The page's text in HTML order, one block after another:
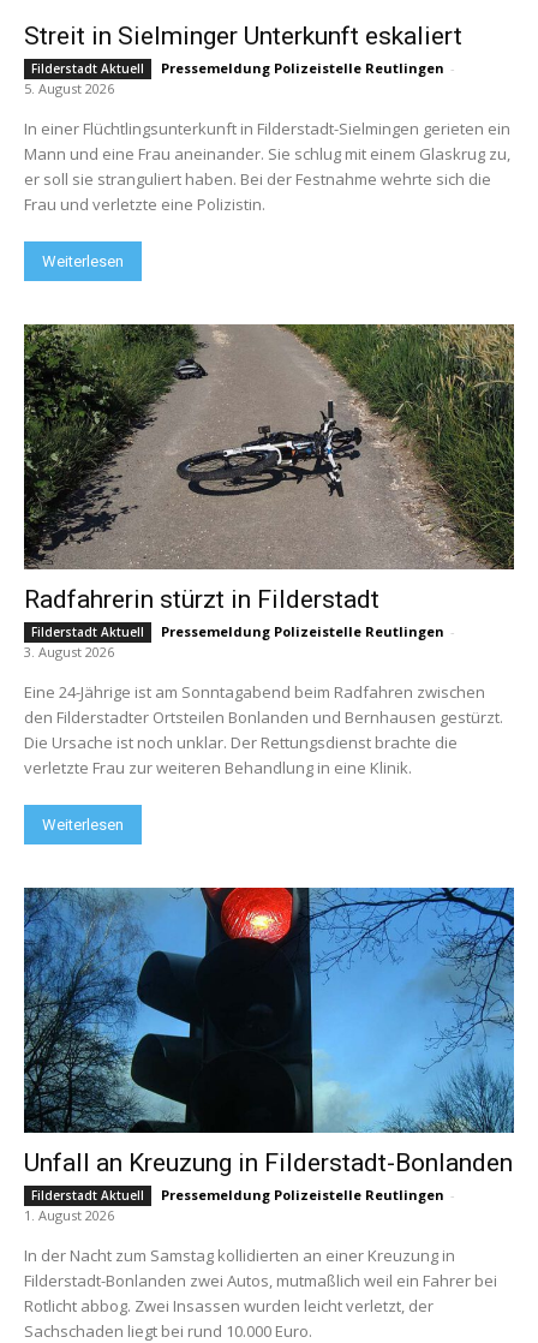
Streit in Sielminger Unterkunft eskaliert
Filderstadt Aktuell Pressemeldung Polizeistelle Reutlingen -
5. August 2026
In einer Flüchtlingsunterkunft in Filderstadt-Sielmingen gerieten ein
Mann und eine Frau aneinander. Sie schlug mit einem Glaskrug zu,
er soll sie stranguliert haben. Bei der Festnahme wehrte sich die
Frau und verletzte eine Polizistin.
Weiterlesen
Radfahrerin stürzt in Filderstadt
Filderstadt Aktuell Pressemeldung Polizeistelle Reutlingen -
3. August 2026
Eine 24-Jährige ist am Sonntagabend beim Radfahren zwischen
den Filderstadter Ortsteilen Bonlanden und Bernhausen gestürzt.
Die Ursache ist noch unklar. Der Rettungsdienst brachte die
verletzte Frau zur weiteren Behandlung in eine Klinik.
Weiterlesen
Unfall an Kreuzung in Filderstadt-Bonlanden
Filderstadt Aktuell Pressemeldung Polizeistelle Reutlingen -
1. August 2026
In der Nacht zum Samstag kollidierten an einer Kreuzung in
Filderstadt-Bonlanden zwei Autos, mutmaßlich weil ein Fahrer bei
Rotlicht abbog. Zwei Insassen wurden leicht verletzt, der
Sachschaden liegt bei rund 10.000 Euro.